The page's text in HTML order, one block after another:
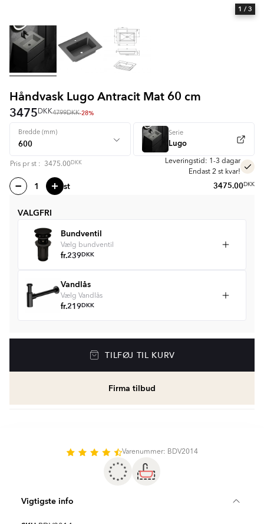
1 / 3
Håndvask Lugo Antracit Mat 60 cm
3475 DKK4799DKK-28%
Bredde (mm) Serie
Lugo
Pris pr st : 3475.00DKK
Leveringstid: 1-3 dagar
Endast 2 st kvar!
st 3475.00DKK
VALGFRI
Bundventil
Vælg bundventil
fr.239DKK
Vandlås
Vælg Vandlås
fr.219DKK
TILFØJ TIL KURV
Firma tilbud
Varenummer: BDV2014
Vigtigste info